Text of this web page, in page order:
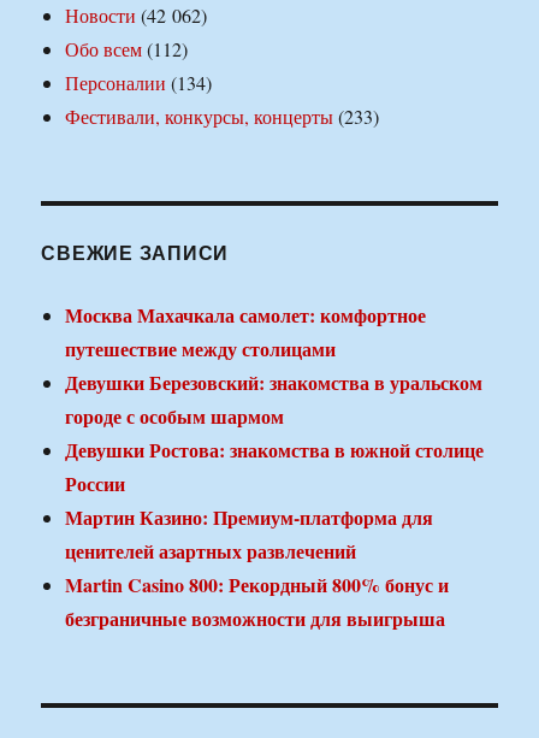
Новости (42 062)
Обо всем(112)
Персоналии (134)
Фестивали, конкурсы, концерты(233)
СВЕЖИЕ ЗАПИСИ
Москва Махачкала самолет: комфортное
путешествие между столицами
Девушки Березовский: знакомства в уральском
городе с особым шармом
Девушки Ростова: знакомства в южной столице
России
Мартин Казино: Премиум-платформа для
ценителей азартных развлечений
Martin Casino 800: Рекордный 800% бонус и
безграничные возможности для выигрыша